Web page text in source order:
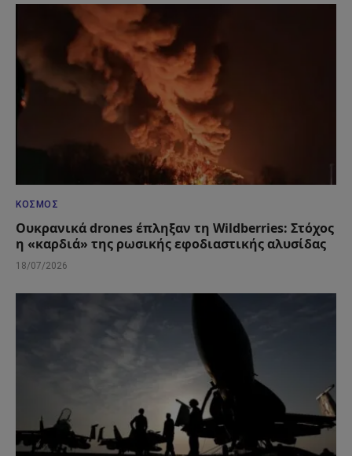
ΚΌΣΜΟΣ
Ουκρανικά drones έπληξαν τη Wildberries: Στόχος
η «καρδιά» της ρωσικής εφοδιαστικής αλυσίδας
18/07/2026